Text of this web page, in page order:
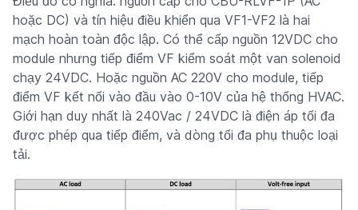
hoặc DC) và tín hiệu điều khiển qua VF1-VF2 là hai
mạch hoàn toàn độc lập. Có thể cấp nguồn 12VDC cho
module nhưng tiếp điểm VF kiểm soát một van solenoid
chạy 24VDC. Hoặc nguồn AC 220V cho module, tiếp
điểm VF kết nối vào đầu vào 0-10V của hệ thống HVAC.
Giới hạn duy nhất là 240Vac / 24VDC là điện áp tối đa
được phép qua tiếp điểm, và dòng tối đa phụ thuộc loại
tải.